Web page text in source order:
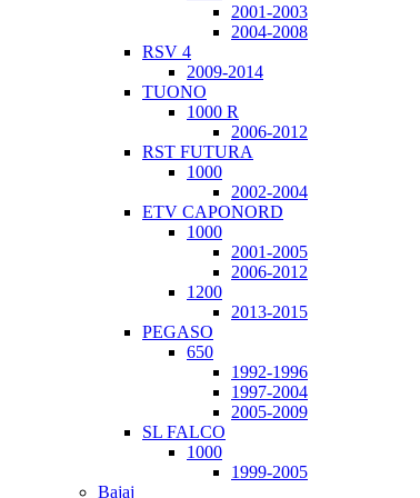
2001-2003
2004-2008
RSV 4
2009-2014
TUONO
1000 R
2006-2012
RST FUTURA
1000
2002-2004
ETV CAPONORD
1000
2001-2005
2006-2012
1200
2013-2015
PEGASO
650
1992-1996
1997-2004
2005-2009
SL FALCO
1000
1999-2005
Bajaj